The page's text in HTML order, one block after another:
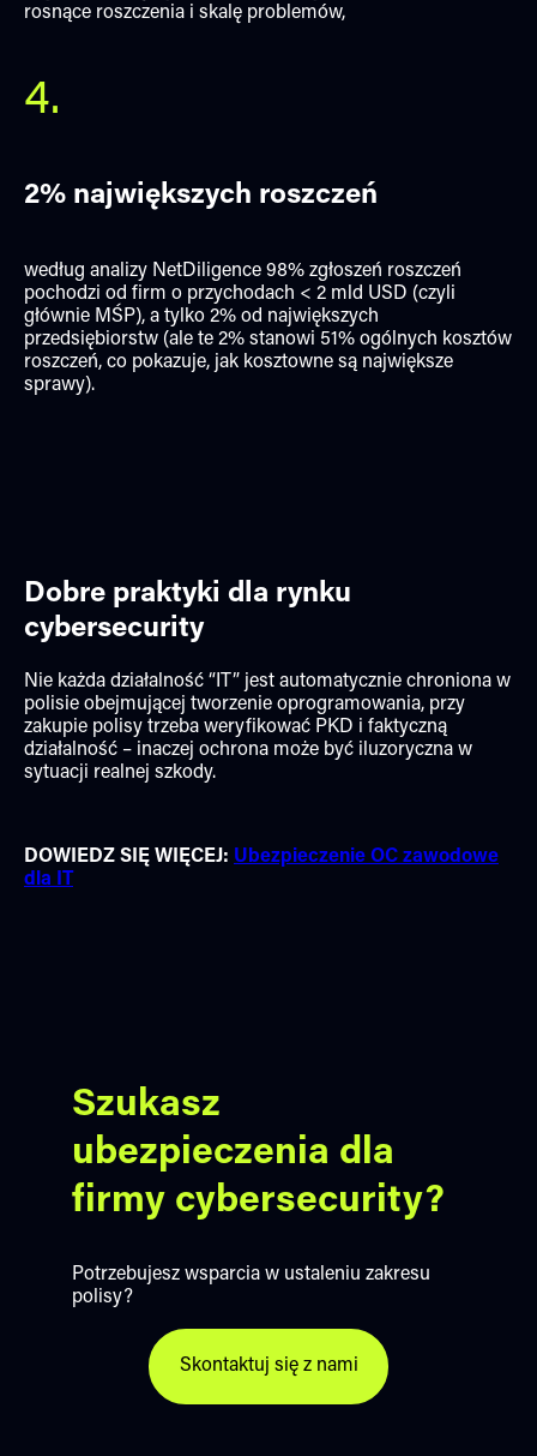
rosnące roszczenia i skalę problemów,
4.
2% największych roszczeń
według analizy NetDiligence 98% zgłoszeń roszczeń
pochodzi od firm o przychodach < 2 mld USD (czyli
głównie MŚP), a tylko 2% od największych
przedsiębiorstw (ale te 2% stanowi 51% ogólnych kosztów
roszczeń, co pokazuje, jak kosztowne są największe
sprawy).
Dobre praktyki dla rynku
cybersecurity
Nie każda działalność “IT” jest automatycznie chroniona w
polisie obejmującej tworzenie oprogramowania, przy
zakupie polisy trzeba weryfikować PKD i faktyczną
działalność – inaczej ochrona może być iluzoryczna w
sytuacji realnej szkody.
DOWIEDZ SIĘ WIĘCEJ: Ubezpieczenie OC zawodowe
dla IT
Szukasz
ubezpieczenia dla
firmy cybersecurity?
Potrzebujesz wsparcia w ustaleniu zakresu
polisy?
Skontaktuj się z nami